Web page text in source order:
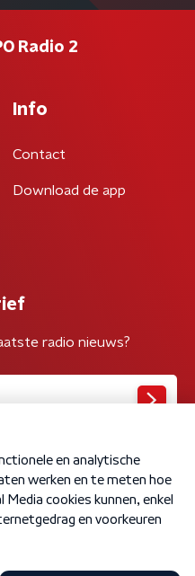
Radio 2
Info
Contact
Download de app
radio nieuws?